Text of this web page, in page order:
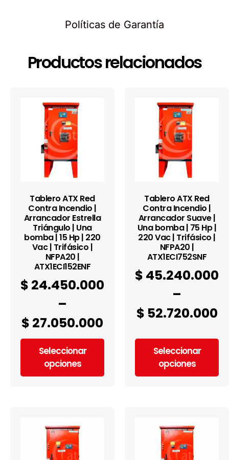
Políticas de Garantía
Productos relacionados
Tablero ATX Red
Contra Incendio |
Arrancador Estrella
Triángulo | Una
bomba | 15 Hp | 220
Vac | Trifásico |
NFPA20 |
ATX1ECI152ENF
$ 24.450.000
–
$ 27.050.000
Seleccionar
opciones
Tablero ATX Red
Contra Incendio |
Arrancador Suave |
Una bomba | 75 Hp |
220 Vac | Trifásico |
NFPA20 |
ATX1ECI752SNF
$ 45.240.000
–
$ 52.720.000
Seleccionar
opciones